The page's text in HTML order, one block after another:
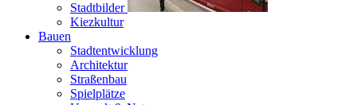
Stadtbilder
Kiezkultur
Bauen
Stadtentwicklung
Architektur
Straßenbau
Spielplätze